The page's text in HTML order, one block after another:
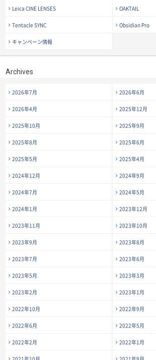
Leica CINE LENSES OAKTAIL
Tentacle SYNC Obsidian Pro
キャンペーン情報
Archives
2026年7月 2026年6月
2026年4月 2025年12月
2025年10月 2025年9月
2025年8月 2025年6月
2025年5月 2025年4月
2024年12月 2024年9月
2024年7月 2024年5月
2024年1月 2023年12月
2023年11月 2023年10月
2023年9月 2023年8月
2023年7月 2023年6月
2023年5月 2023年3月
2023年2月 2023年1月
2022年10月 2022年9月
2022年6月 2022年5月
2022年2月 2022年1月